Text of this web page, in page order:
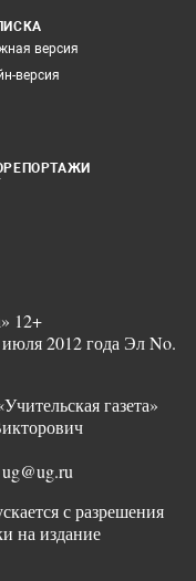
версия
версия
12+
2012 года Эл No.
газета»
с разрешения
на издание